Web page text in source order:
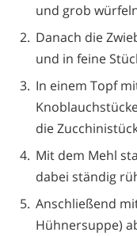
und grob
Danach die
und in feine
In einem Topf
die
Mit dem Mehl
dabei ständig
Anschließend
Hühnersuppe)